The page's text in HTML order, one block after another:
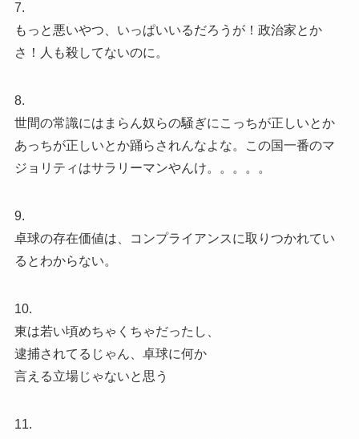
7.
もっと悪いやつ、いっぱいいるだろうが！政治家とか
さ！人も殺してないのに。
8.
世間の常識にはまらん奴らの騒ぎにこっちが正しいとか
あっちが正しいとか踊らされんなよな。この国一番のマ
ジョリティはサラリーマンやんけ。。。。。
9.
卓球の存在価値は、コンプライアンスに取りつかれてい
るとわからない。
10.
東は若い頃めちゃくちゃだったし、
逮捕されてるじゃん、卓球に何か
言える立場じゃないと思う
11.